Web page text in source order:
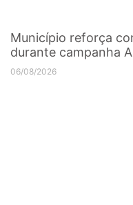
Município reforça
durante campanha
06/08/2026